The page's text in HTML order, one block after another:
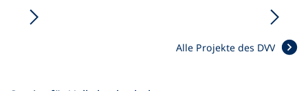
Alle Projekte des DVV